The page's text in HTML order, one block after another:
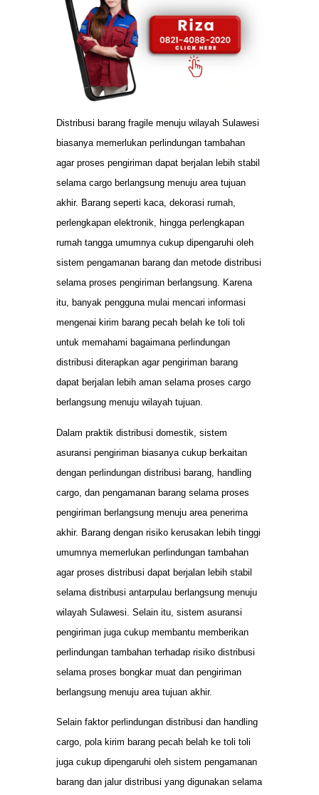
Distribusi barang fragile menuju wilayah Sulawesi
biasanya memerlukan perlindungan tambahan
agar proses pengiriman dapat berjalan lebih stabil
selama cargo berlangsung menuju area tujuan
akhir. Barang seperti kaca, dekorasi rumah,
perlengkapan elektronik, hingga perlengkapan
rumah tangga umumnya cukup dipengaruhi oleh
sistem pengamanan barang dan metode distribusi
selama proses pengiriman berlangsung. Karena
itu, banyak pengguna mulai mencari informasi
mengenai kirim barang pecah belah ke toli toli
untuk memahami bagaimana perlindungan
distribusi diterapkan agar pengiriman barang
dapat berjalan lebih aman selama proses cargo
berlangsung menuju wilayah tujuan.
Dalam praktik distribusi domestik, sistem
asuransi pengiriman biasanya cukup berkaitan
dengan perlindungan distribusi barang, handling
cargo, dan pengamanan barang selama proses
pengiriman berlangsung menuju area penerima
akhir. Barang dengan risiko kerusakan lebih tinggi
umumnya memerlukan perlindungan tambahan
agar proses distribusi dapat berjalan lebih stabil
selama distribusi antarpulau berlangsung menuju
wilayah Sulawesi. Selain itu, sistem asuransi
pengiriman juga cukup membantu memberikan
perlindungan tambahan terhadap risiko distribusi
selama proses bongkar muat dan pengiriman
berlangsung menuju area tujuan akhir.
Selain faktor perlindungan distribusi dan handling
cargo, pola kirim barang pecah belah ke toli toli
juga cukup dipengaruhi oleh sistem pengamanan
barang dan jalur distribusi yang digunakan selama